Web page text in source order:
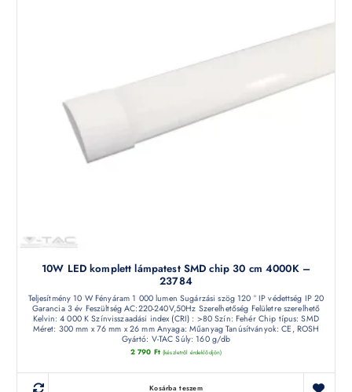
10W LED komplett lámpatest SMD chip 30 cm 4000K –
23784
Teljesítmény 10 W Fényáram 1 000 lumen Sugárzási szög 120 ° IP védettség IP 20
Garancia 3 év Feszültség AC:220-240V,50Hz Szerelhetőség Felületre szerelhető
Kelvin: 4 000 K Színvisszaadási index (CRI) : >80 Szín: Fehér Chip típus: SMD
Méret: 300 mm x 76 mm x 26 mm Anyaga: Műanyag Tanúsítványok: CE, ROSH
Gyártó: V-TAC Súly: 160 g/db
2 790 Ft (készletről érdeklődjön)
Kosárba teszem